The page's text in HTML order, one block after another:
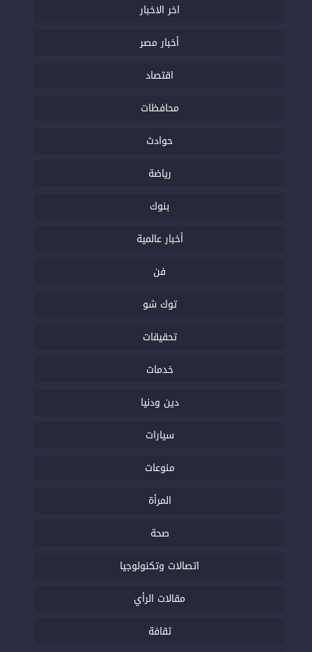
اخر الاخبار
أخبار مصر
اقتصاد
محافظات
حوادث
رياضة
بنوك
أخبار عالمية
فن
توك شو
تحقيقات
خدمات
دين ودنيا
سيارات
منوعات
المرأة
صحة
اتصالات وتكنولوجيا
مقالات الرأي
ثقافة